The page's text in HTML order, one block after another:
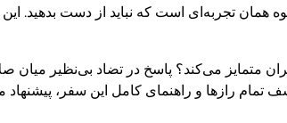
همان تجربه‌ای است که نباید از دست
متمایز می‌کند؟ پاسخ در تضاد بی‌نظیر
تمام رازها و راهنمای کامل این سفر،